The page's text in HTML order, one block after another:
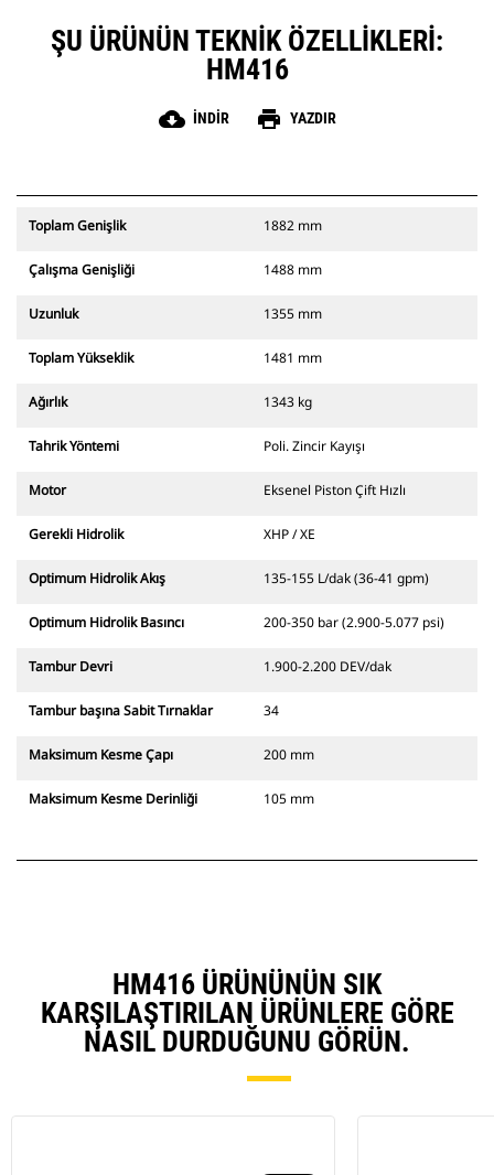
ŞU ÜRÜNÜN TEKNIK ÖZELLIKLERI:
HM416
cloud_download İNDIR print YAZDIR
Toplam Genişlik 1882 mm
Çalışma Genişliği 1488 mm
Uzunluk 1355 mm
Toplam Yükseklik 1481 mm
Ağırlık 1343 kg
Tahrik Yöntemi Poli. Zincir Kayışı
Motor Eksenel Piston Çift Hızlı
Gerekli Hidrolik XHP / XE
Optimum Hidrolik Akış 135-155 L/dak (36-41 gpm)
Optimum Hidrolik Basıncı 200-350 bar (2.900-5.077 psi)
Tambur Devri 1.900-2.200 DEV/dak
Tambur başına Sabit Tırnaklar 34
Maksimum Kesme Çapı 200 mm
Maksimum Kesme Derinliği 105 mm
HM416 ÜRÜNÜNÜN SIK
KARŞILAŞTIRILAN ÜRÜNLERE GÖRE
NASIL DURDUĞUNU GÖRÜN.